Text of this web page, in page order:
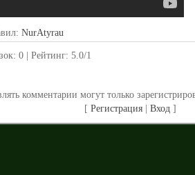
: NurAtyrau
: 0 Рейтинг: 5.0/1
комментарии могут только
[Регистрация |Вход ]